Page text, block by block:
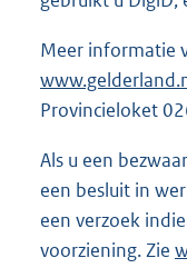
Meer informatie
Provincieloket
Als u een
een besluit in
een verzoek
voorziening. Zie E